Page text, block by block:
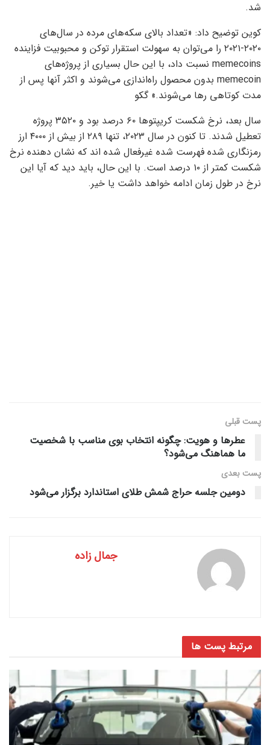
شد.
کوین توضیح داد: «تعداد بالای سکه‌های مرده در سال‌های
۲۰۲۰-۲۰۲۱ را می‌توان به سهولت استقرار توکن و محبوبیت فزاینده
memecoins نسبت داد، با این حال بسیاری از پروژه‌های
memecoin بدون محصول راه‌اندازی می‌شوند و اکثر آنها پس از
مدت کوتاهی رها می‌شوند.» گکو
سال بعد، نرخ شکست کریپتوها ۶۰ درصد بود و ۳۵۲۰ پروژه
تعطیل شدند. تا کنون در سال ۲۰۲۳، تنها ۲۸۹ از بیش از ۴۰۰۰ ارز
رمزنگاری شده فهرست شده غیرفعال شده اند که نشان دهنده نرخ
شکست کمتر از ۱۰ درصد است. با این حال، باید دید که آیا این
نرخ در طول زمان ادامه خواهد داشت یا خیر.
پست قبلی
عطرها و هویت: چگونه انتخاب بوی مناسب با شخصیت
ما هماهنگ می‌شود؟
پست‌ بعدی
دومین جلسه حراج شمش طلای استاندارد برگزار می‌شود
جمال زاده
مرتبط پست ها